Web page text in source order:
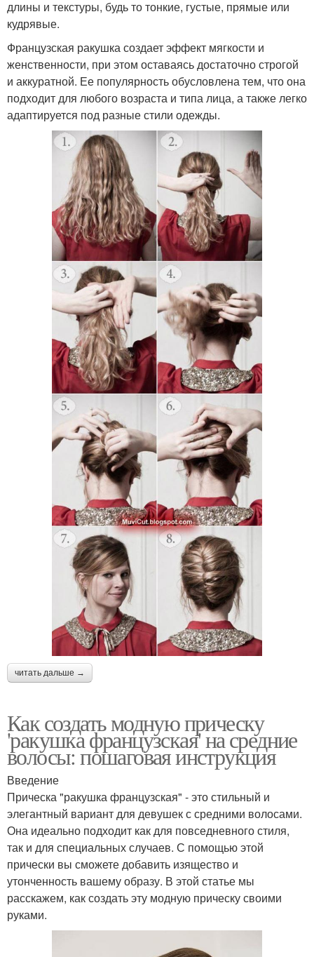
длины и текстуры, будь то тонкие, густые, прямые или
кудрявые.
Французская ракушка создает эффект мягкости и
женственности, при этом оставаясь достаточно строгой
и аккуратной. Ее популярность обусловлена тем, что она
подходит для любого возраста и типа лица, а также легко
адаптируется под разные стили одежды.
читать дальше →
Как создать модную прическу
'ракушка французская' на средние
волосы: пошаговая инструкция
Введение
Прическа "ракушка французская" - это стильный и
элегантный вариант для девушек с средними волосами.
Она идеально подходит как для повседневного стиля,
так и для специальных случаев. С помощью этой
прически вы сможете добавить изящество и
утонченность вашему образу. В этой статье мы
расскажем, как создать эту модную прическу своими
руками.